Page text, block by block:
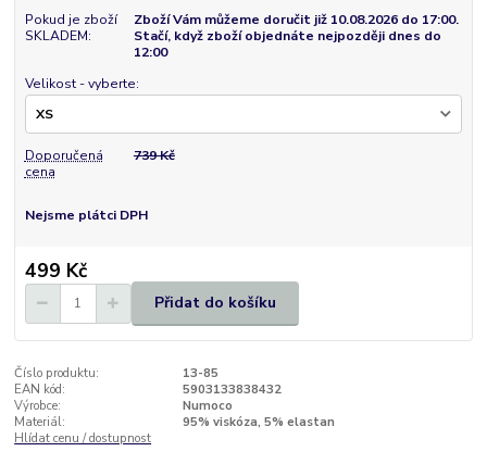
Pokud je zboží
SKLADEM:
Zboží Vám můžeme doručit již 10.08.2026 do 17:00.
Stačí, když zboží objednáte nejpozději dnes do
12:00
Velikost - vyberte:
Doporučená
cena
739 Kč
Nejsme plátci DPH
499 Kč
Přidat do košíku
Číslo produktu:
13-85
EAN kód:
5903133838432
Výrobce:
Numoco
Materiál:
95% viskóza, 5% elastan
Hlídat cenu / dostupnost